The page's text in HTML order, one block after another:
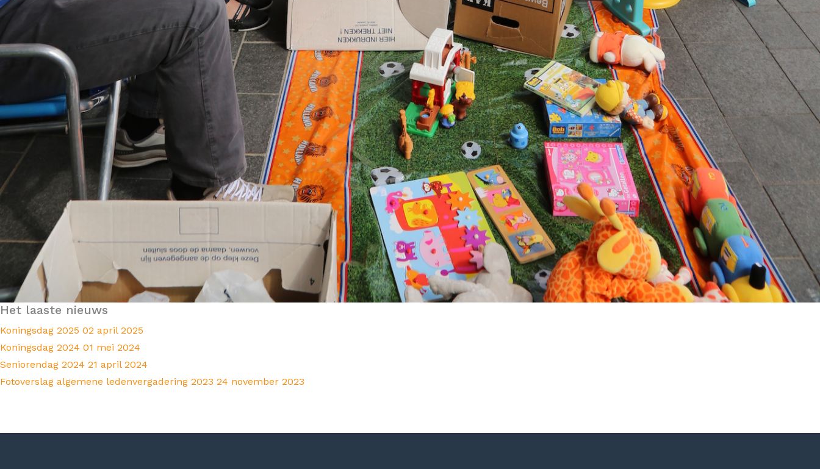
Het laaste nieuws
Koningsdag 2025 02 april 2025
Koningsdag 2024 01 mei 2024
Seniorendag 2024 21 april 2024
Fotoverslag algemene ledenvergadering 2023 24 november 2023